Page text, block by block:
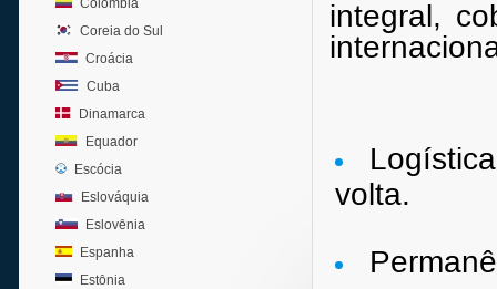
Colombia
Coreia do Sul
Croácia
Cuba
Dinamarca
Equador
Escócia
Eslováquia
Eslovênia
Espanha
Estônia
integral,
volta.